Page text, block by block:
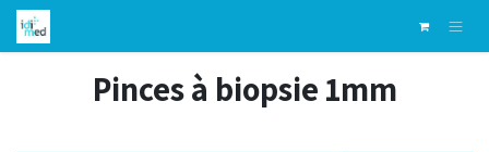
Skip to Content
Pinces à biopsie 1mm